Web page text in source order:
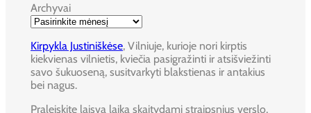
Archyvai
Kirpykla Justiniškėse, Vilniuje, kurioje nori kirptis
kiekvienas vilnietis, kviečia pasigražinti ir atsišviežinti
savo šukuoseną, susitvarkyti blakstienas ir antakius
bei nagus.
Praleiskite laisvą laiką skaitydami straipsnius verslo,